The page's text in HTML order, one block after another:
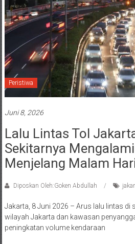
Peristiwa
Juni 8, 2026
Lalu Lintas Tol
Sekitarnya
Menjelang Malam
Diposkan Oleh:Goken Abdullah
Jakarta, 8 Juni 2026 – Arus lalu lintas di
wilayah Jakarta dan kawasan
peningkatan volume kendaraan